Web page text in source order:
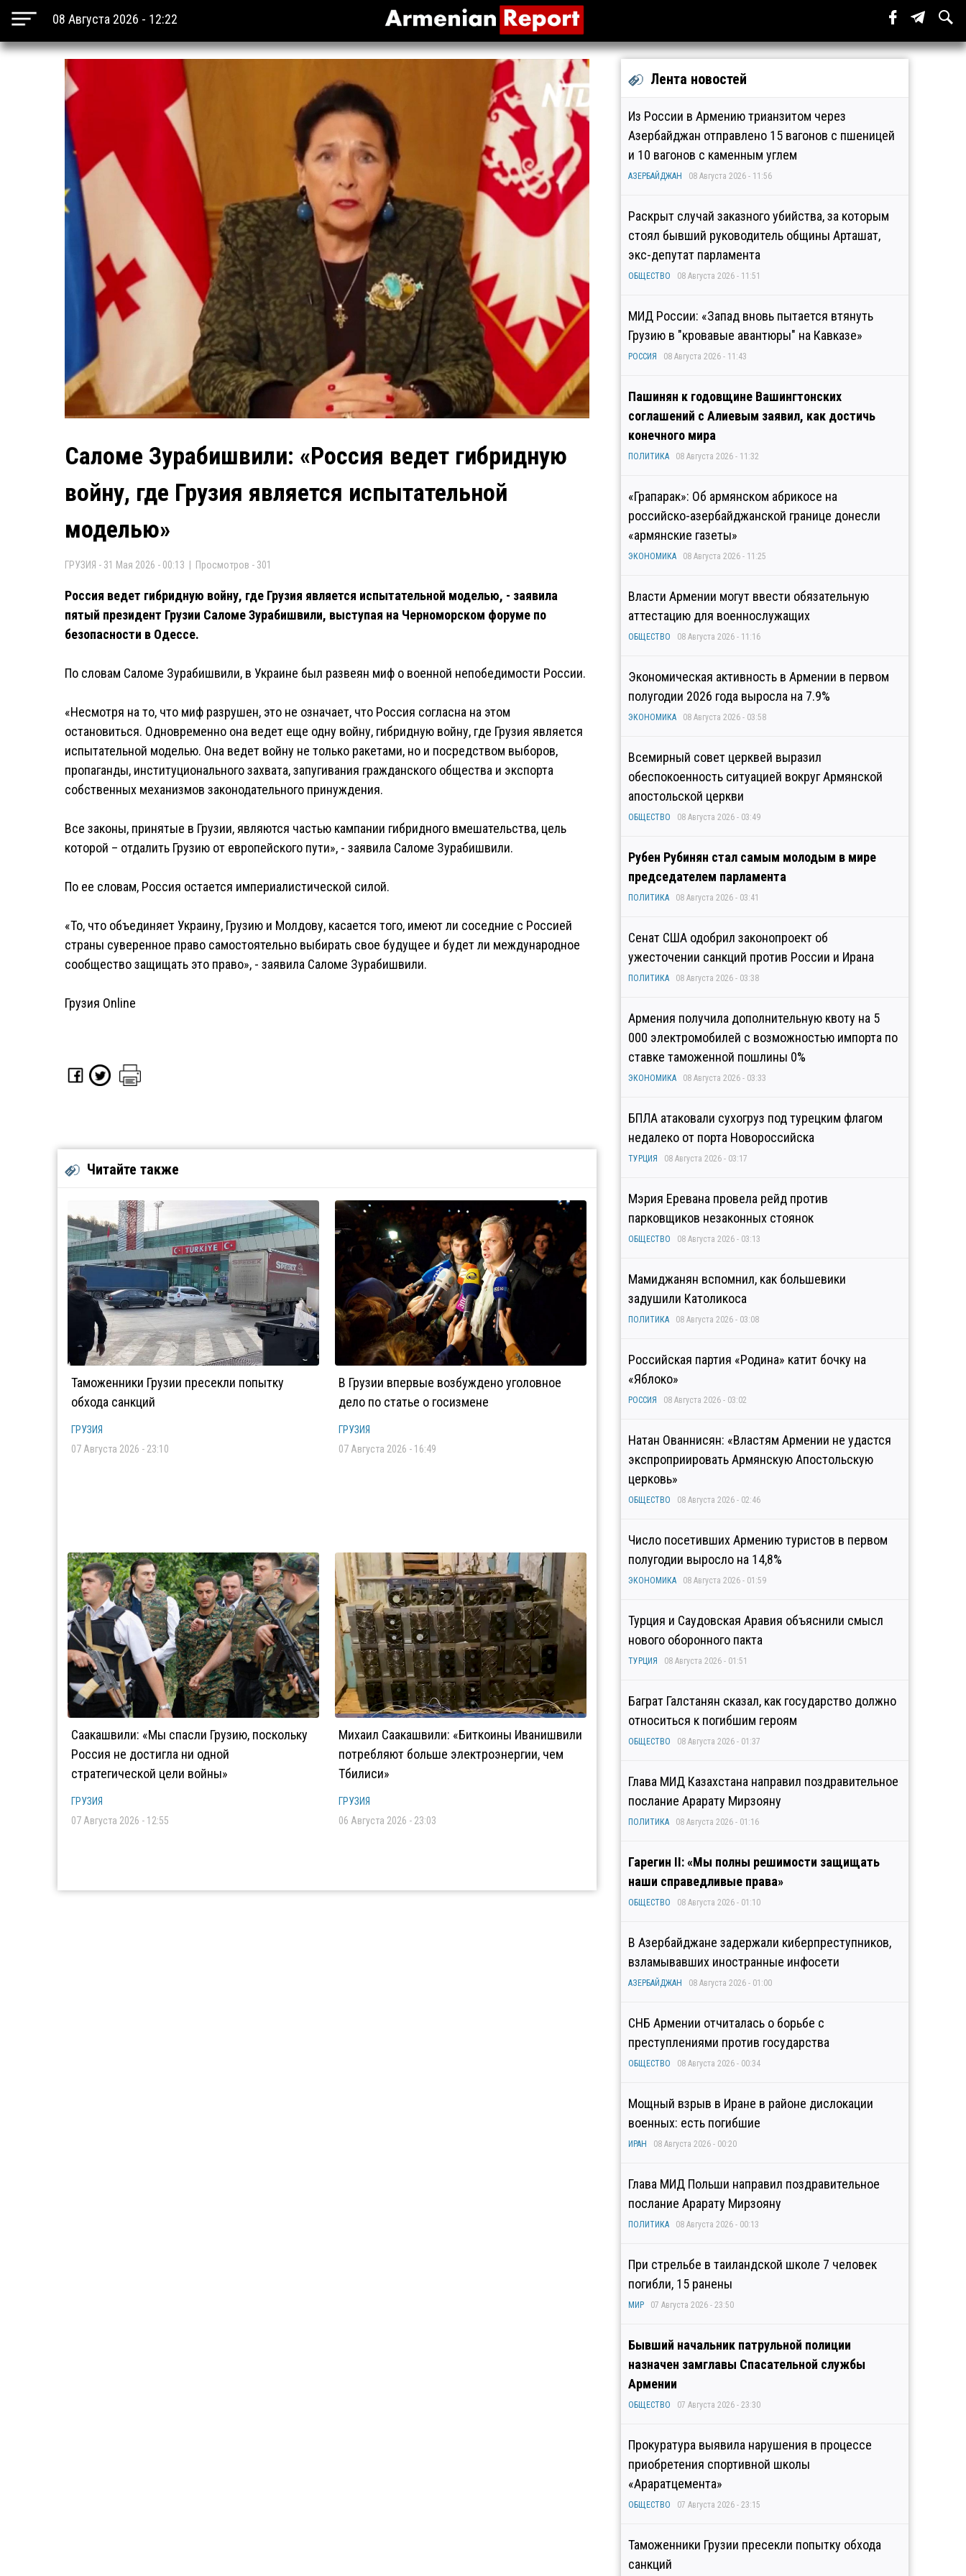
08 Августа 2026 - 12:22
Саломе Зурабишвили: «Россия ведет гибридную
войну, где Грузия является испытательной
моделью»
ГРУЗИЯ - 31 Мая 2026 - 00:13 | Просмотров - 301
Россия ведет гибридную войну, где Грузия является испытательной моделью, - заявила
пятый президент Грузии Саломе Зурабишвили, выступая на Черноморском форуме по
безопасности в Одессе.
По словам Саломе Зурабишвили, в Украине был развеян миф о военной непобедимости России.
«Несмотря на то, что миф разрушен, это не означает, что Россия согласна на этом
остановиться. Одновременно она ведет еще одну войну, гибридную войну, где Грузия является
испытательной моделью. Она ведет войну не только ракетами, но и посредством выборов,
пропаганды, институционального захвата, запугивания гражданского общества и экспорта
собственных механизмов законодательного принуждения.
Все законы, принятые в Грузии, являются частью кампании гибридного вмешательства, цель
которой – отдалить Грузию от европейского пути», - заявила Саломе Зурабишвили.
По ее словам, Россия остается империалистической силой.
«То, что объединяет Украину, Грузию и Молдову, касается того, имеют ли соседние с Россией
страны суверенное право самостоятельно выбирать свое будущее и будет ли международное
сообщество защищать это право», - заявила Саломе Зурабишвили.
Грузия Online
Читайте также
Таможенники Грузии пресекли попытку
обхода санкций
ГРУЗИЯ
07 Августа 2026 - 23:10
В Грузии впервые возбуждено уголовное
дело по статье о госизмене
ГРУЗИЯ
07 Августа 2026 - 16:49
Саакашвили: «Мы спасли Грузию, поскольку
Россия не достигла ни одной
стратегической цели войны»
ГРУЗИЯ
07 Августа 2026 - 12:55
Михаил Саакашвили: «Биткоины Иванишвили
потребляют больше электроэнергии, чем
Тбилиси»
ГРУЗИЯ
06 Августа 2026 - 23:03
Лента новостей
Из России в Армению трианзитом через
Азербайджан отправлено 15 вагонов с пшеницей
и 10 вагонов с каменным углем
АЗЕРБАЙДЖАН 08 Августа 2026 - 11:56
Раскрыт случай заказного убийства, за которым
стоял бывший руководитель общины Арташат,
экс-депутат парламента
ОБЩЕСТВО 08 Августа 2026 - 11:51
МИД России: «Запад вновь пытается втянуть
Грузию в "кровавые авантюры" на Кавказе»
РОССИЯ 08 Августа 2026 - 11:43
Пашинян к годовщине Вашингтонских
соглашений с Алиевым заявил, как достичь
конечного мира
ПОЛИТИКА 08 Августа 2026 - 11:32
«Грапарак»: Об армянском абрикосе на
российско-азербайджанской границе донесли
«армянские газеты»
ЭКОНОМИКА 08 Августа 2026 - 11:25
Власти Армении могут ввести обязательную
аттестацию для военнослужащих
ОБЩЕСТВО 08 Августа 2026 - 11:16
Экономическая активность в Армении в первом
полугодии 2026 года выросла на 7.9%
ЭКОНОМИКА 08 Августа 2026 - 03:58
Всемирный совет церквей выразил
обеспокоенность ситуацией вокруг Армянской
апостольской церкви
ОБЩЕСТВО 08 Августа 2026 - 03:49
Рубен Рубинян стал самым молодым в мире
председателем парламента
ПОЛИТИКА 08 Августа 2026 - 03:41
Сенат США одобрил законопроект об
ужесточении санкций против России и Ирана
ПОЛИТИКА 08 Августа 2026 - 03:38
Армения получила дополнительную квоту на 5
000 электромобилей с возможностью импорта по
ставке таможенной пошлины 0%
ЭКОНОМИКА 08 Августа 2026 - 03:33
БПЛА атаковали сухогруз под турецким флагом
недалеко от порта Новороссийска
ТУРЦИЯ 08 Августа 2026 - 03:17
Мэрия Еревана провела рейд против
парковщиков незаконных стоянок
ОБЩЕСТВО 08 Августа 2026 - 03:13
Мамиджанян вспомнил, как большевики
задушили Католикоса
ПОЛИТИКА 08 Августа 2026 - 03:08
Российская партия «Родина» катит бочку на
«Яблоко»
РОССИЯ 08 Августа 2026 - 03:02
Натан Ованнисян: «Властям Армении не удастся
экспроприировать Армянскую Апостольскую
церковь»
ОБЩЕСТВО 08 Августа 2026 - 02:46
Число посетивших Армению туристов в первом
полугодии выросло на 14,8%
ЭКОНОМИКА 08 Августа 2026 - 01:59
Турция и Саудовская Аравия объяснили смысл
нового оборонного пакта
ТУРЦИЯ 08 Августа 2026 - 01:51
Баграт Галстанян сказал, как государство должно
относиться к погибшим героям
ОБЩЕСТВО 08 Августа 2026 - 01:37
Глава МИД Казахстана направил поздравительное
послание Арарату Мирзояну
ПОЛИТИКА 08 Августа 2026 - 01:16
Гарегин II: «Мы полны решимости защищать
наши справедливые права»
ОБЩЕСТВО 08 Августа 2026 - 01:10
В Азербайджане задержали киберпреступников,
взламывавших иностранные инфосети
АЗЕРБАЙДЖАН 08 Августа 2026 - 01:00
СНБ Армении отчиталась о борьбе с
преступлениями против государства
ОБЩЕСТВО 08 Августа 2026 - 00:34
Мощный взрыв в Иране в районе дислокации
военных: есть погибшие
ИРАН 08 Августа 2026 - 00:20
Глава МИД Польши направил поздравительное
послание Арарату Мирзояну
ПОЛИТИКА 08 Августа 2026 - 00:13
При стрельбе в таиландской школе 7 человек
погибли, 15 ранены
МИР 07 Августа 2026 - 23:50
Бывший начальник патрульной полиции
назначен замглавы Спасательной службы
Армении
ОБЩЕСТВО 07 Августа 2026 - 23:30
Прокуратура выявила нарушения в процессе
приобретения спортивной школы
«Араратцемента»
ОБЩЕСТВО 07 Августа 2026 - 23:15
Таможенники Грузии пресекли попытку обхода
санкций